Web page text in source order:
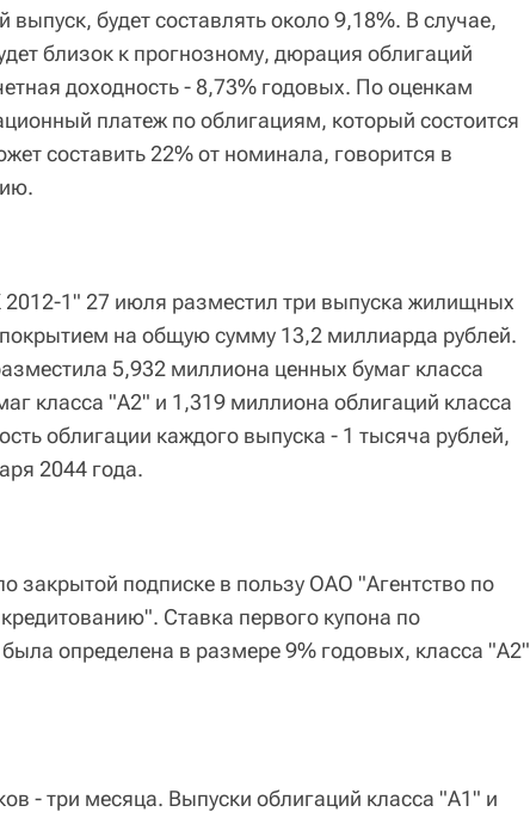
будет составлять около 9,18%. В случае,
близок к прогнозному, дюрация облигаций
доходность - 8,73% годовых. По оценкам
платеж по облигациям, который состоится
составить 22% от номинала, говорится в
1" 27 июля разместил три выпуска жилищных
на общую сумму 13,2 миллиарда рублей.
5,932 миллиона ценных бумаг класса
класса "А2" и 1,319 миллиона облигаций класса
облигации каждого выпуска - 1 тысяча рублей,
2044 года.
закрытой подписке в пользу ОАО "Агентство по
Ставка первого купона по
определена в размере 9% годовых, класса "А2"
- три месяца. Выпуски облигаций класса "А1" и